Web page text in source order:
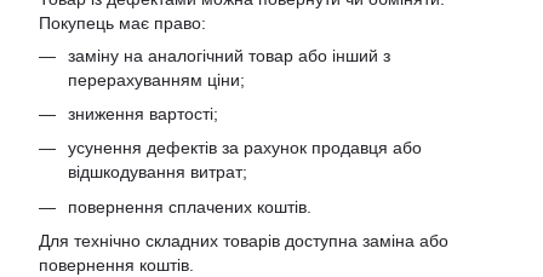
Покупець має право:
заміну на аналогічний товар або інший з
перерахуванням ціни;
зниження вартості;
усунення дефектів за рахунок продавця або
відшкодування витрат;
повернення сплачених коштів.
Для технічно складних товарів доступна заміна або
повернення коштів.